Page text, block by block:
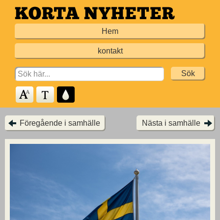
Hoppa
till
Hem
kontakt
Search
for:
Föregående i samhälle Nästa i samhälle